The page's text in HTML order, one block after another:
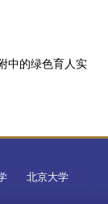
中的绿色育人实
北京大学